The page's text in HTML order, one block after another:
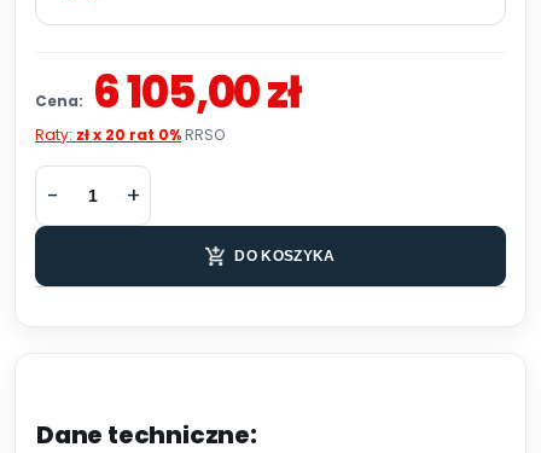
Cena: 6 105,00 zł
Raty: zł x 20 rat 0% RRSO
DO KOSZYKA
Dane techniczne: